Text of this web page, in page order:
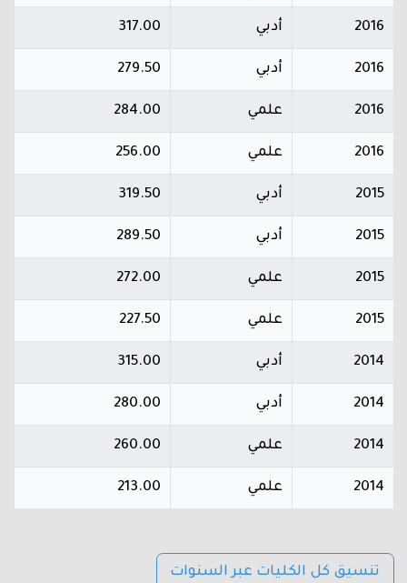
2016 أدبي 317.00
2016 أدبي 279.50
2016 علمي 284.00
2016 علمي 256.00
2015 أدبي 319.50
2015 أدبي 289.50
2015 علمي 272.00
2015 علمي 227.50
2014 أدبي 315.00
2014 أدبي 280.00
2014 علمي 260.00
2014 علمي 213.00
تنسيق كل الكليات عبر السنوات